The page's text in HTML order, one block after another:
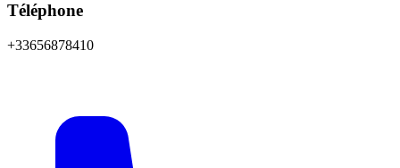
Téléphone
+33656878410